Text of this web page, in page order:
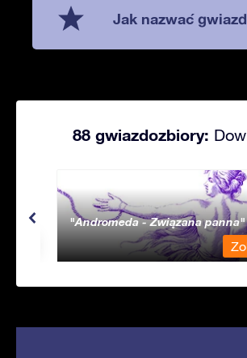
Jak nazwać
88 gwiazdozbiory:
Andromeda - Związana panna